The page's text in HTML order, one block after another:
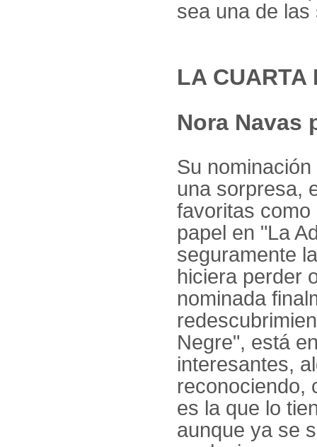
sea una de
LA CUARTA
Nora Navas
Su
una sorpresa,
favoritas
papel en "La
seguramente
hiciera perder
nominada
Negre", está
interesantes,
reconociendo,
es la que lo
aunque ya se